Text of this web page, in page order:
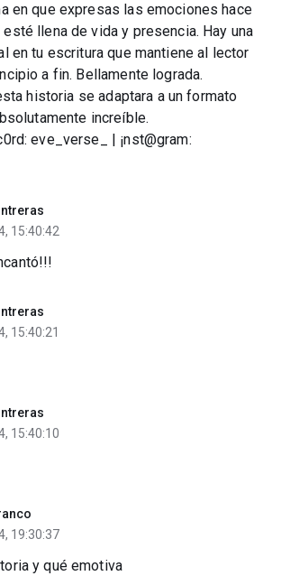
en que expresas las emociones hace
llena de vida y presencia. Hay una
en tu escritura que mantiene al lector
a fin. Bellamente lograda.
historia se adaptara a un formato
increíble.
eve_verse_ | ¡nst@gram:
15:40:42
15:40:21
15:40:10
19:30:37
y qué emotiva